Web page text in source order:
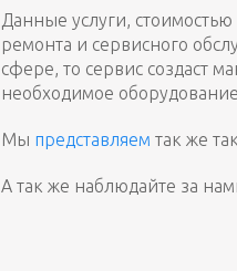
Данные услуги,
ремонта и сервисного
сфере, то сервис создаст
необходимое
Мы представляем так же
А так же наблюдайте за